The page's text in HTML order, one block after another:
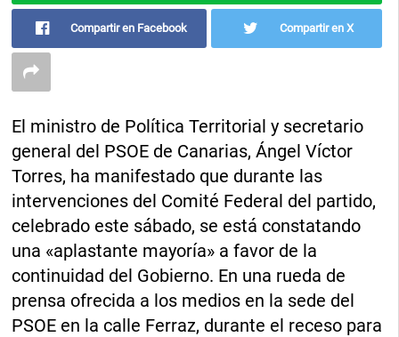
Compartir en Facebook Compartir en X
El ministro de Política Territorial y secretario
general del PSOE de Canarias, Ángel Víctor
Torres, ha manifestado que durante las
intervenciones del Comité Federal del partido,
celebrado este sábado, se está constatando
una «aplastante mayoría» a favor de la
continuidad del Gobierno. En una rueda de
prensa ofrecida a los medios en la sede del
PSOE en la calle Ferraz, durante el receso para